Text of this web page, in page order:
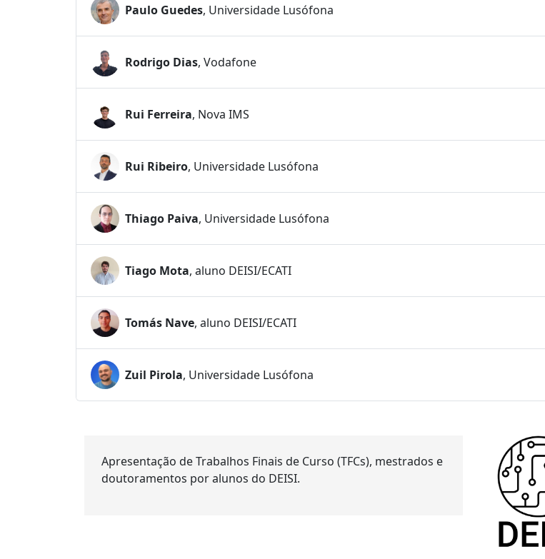
Paulo Guedes, Universidade Lusófona
Rodrigo Dias, Vodafone
Rui Ferreira, Nova IMS
Rui Ribeiro, Universidade Lusófona
Thiago Paiva, Universidade Lusófona
Tiago Mota, aluno DEISI/ECATI
Tomás Nave, aluno DEISI/ECATI
Zuil Pirola, Universidade Lusófona
Apresentação de Trabalhos Finais de Curso (TFCs), mestrados e
doutoramentos por alunos do DEISI.